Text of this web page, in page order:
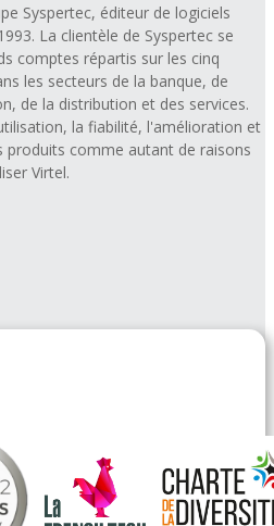
Syspertec, éditeur de logiciels
La clientèle de Syspertec se
comptes répartis sur les cinq
les secteurs de la banque, de
de la distribution et des services.
la fiabilité, l'amélioration et
comme autant de raisons
Virtel.